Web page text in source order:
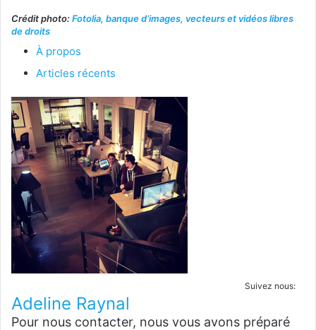
Crédit photo:Fotolia, banque d’images, vecteurs et vidéos libres
de droits
À propos
Articles récents
Suivez nous:
Adeline Raynal
Pour nous contacter, nous vous avons préparé